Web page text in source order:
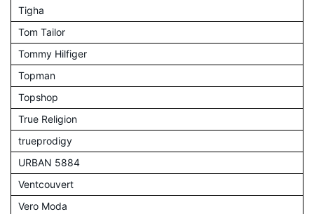
Tigha
Tom Tailor
Tommy Hilfiger
Topman
Topshop
True Religion
trueprodigy
URBAN 5884
Ventcouvert
Vero Moda